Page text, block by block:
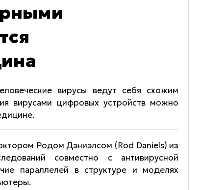
вирусы ведут себя схожим
вирусами цифровых устройств можно
Родом Дэниэлсом (Rod Daniels) из
совместно с антивирусной
параллелей в структуре и моделях